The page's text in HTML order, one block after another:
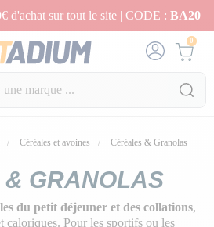
d'achat sur tout le site | CODE : BA20
0
Céréales et avoines Céréales & Granolas
GRANOLAS
du petit déjeuner et des collations,
caloriques. Pour les sportifs ou les